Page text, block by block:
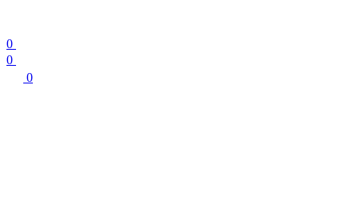
0
0
0